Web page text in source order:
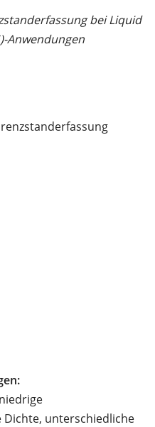
bei Liquid
Anwendungen
Dichte, unterschiedliche